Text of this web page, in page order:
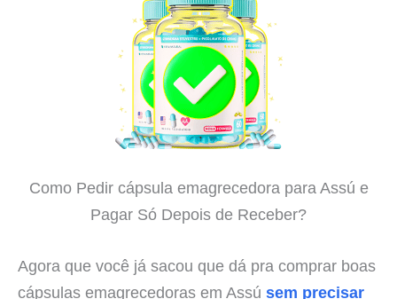
Como Pedir cápsula emagrecedora para Assú e
Pagar Só Depois de Receber?
Agora que você já sacou que dá pra comprar boas
cápsulas emagrecedoras em Assú sem precisar